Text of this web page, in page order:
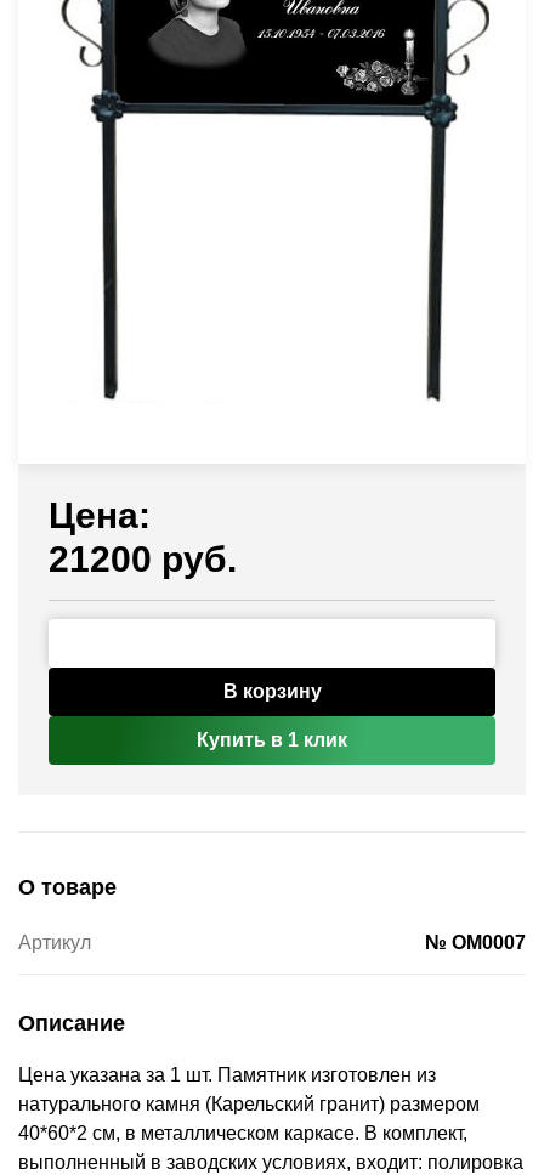
Цена:
21200 руб.
В корзину
Купить в 1 клик
О товаре
Артикул № OM0007
Описание
Цена указана за 1 шт. Памятник изготовлен из
натурального камня (Карельский гранит) размером
40*60*2 см, в металлическом каркасе. В комплект,
выполненный в заводских условиях, входит: полировка